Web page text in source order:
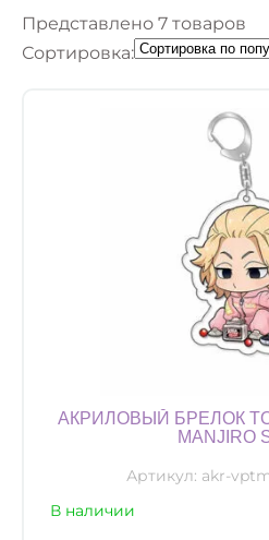
Представлено 7 товаров
Сортировка:
АКРИЛОВЫЙ БРЕЛОК
MANJIRO
Артикул: akr-
В наличии